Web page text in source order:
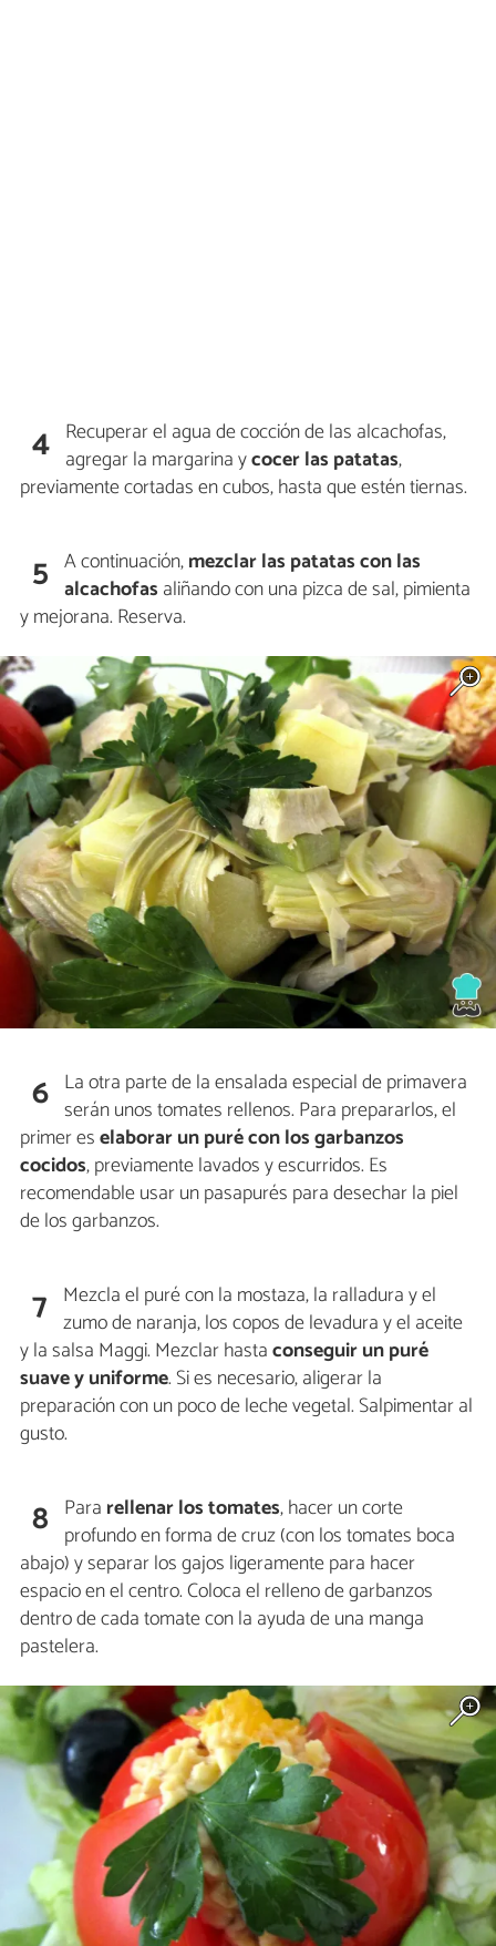
4 Recuperar el agua de cocción de las alcachofas,
agregar la margarina ycocer las patatas,
previamente cortadas en cubos, hasta que estén tiernas.
5 A continuación,mezclar las patatas con las
alcachofas aliñando con una pizca de sal, pimienta
y mejorana. Reserva.
6 La otra parte de la ensalada especial de primavera
serán unos tomates rellenos. Para prepararlos, el
primer eselaborar un puré con los garbanzos
cocidos, previamente lavados y escurridos. Es
recomendable usar un pasapurés para desechar la piel
de los garbanzos.
7 Mezcla el puré con la mostaza, la ralladura y el
zumo de naranja, los copos de levadura y el aceite
y la salsa Maggi. Mezclar hastaconseguir un puré
suave y uniforme. Si es necesario, aligerar la
preparación con un poco de leche vegetal. Salpimentar al
gusto.
8 Para rellenar los tomates, hacer un corte
profundo en forma de cruz (con los tomates boca
abajo) y separar los gajos ligeramente para hacer
espacio en el centro. Coloca el relleno de garbanzos
dentro de cada tomate con la ayuda de una manga
pastelera.